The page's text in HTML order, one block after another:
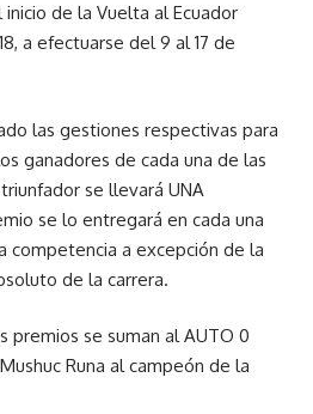
de la Vuelta al Ecuador
a efectuarse del 9 al 17 de
las gestiones respectivas para
ganadores de cada una de las
se llevará UNA
se lo entregará en cada una
competencia a excepción de la
de la carrera.
premios se suman al AUTO 0
Runa al campeón de la